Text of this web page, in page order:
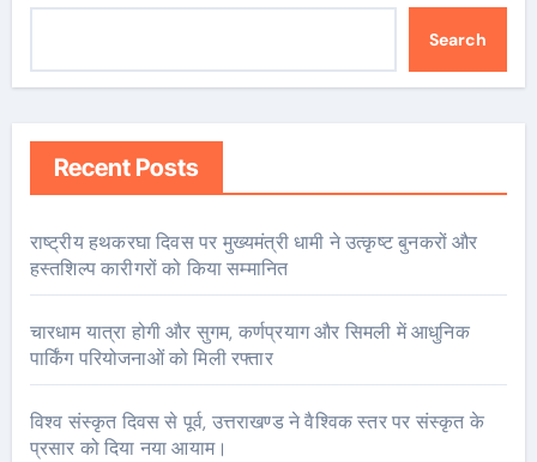
Search
Recent Posts
राष्ट्रीय हथकरघा दिवस पर मुख्यमंत्री धामी ने उत्कृष्ट बुनकरों और
हस्तशिल्प कारीगरों को किया सम्मानित
चारधाम यात्रा होगी और सुगम, कर्णप्रयाग और सिमली में आधुनिक
पार्किंग परियोजनाओं को मिली रफ्तार
विश्व संस्कृत दिवस से पूर्व, उत्तराखण्ड ने वैश्विक स्तर पर संस्कृत के
प्रसार को दिया नया आयाम।